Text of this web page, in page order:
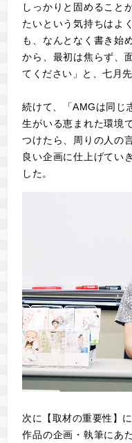
しっかりと固めること
たいという気持ちはよ
も、なんとなく書き始
から、最初は焦らず、
てください」と、七月先
続けて、「AMGは同じ
生がいる恵まれた環境
つけたら、周りの人の
良い企画に仕上げてい
した。
次に【取材の重要性】に
作品の企画・執筆にあ